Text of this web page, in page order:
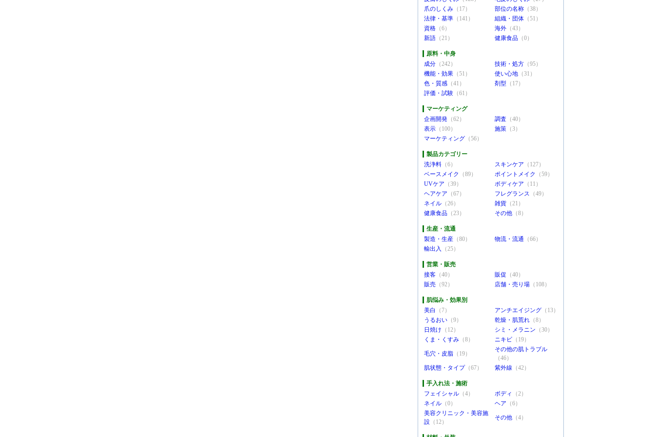
爪のしくみ （17） 部位の名称 （38）
法律・基準 （141） 組織・団体 （51）
資格 （6） 海外 （43）
新語 （21） 健康食品 （0）
原料・中身
成分 （242） 技術・処方 （95）
機能・効果 （51） 使い心地 （31）
色・質感 （41） 剤型 （17）
評価・試験 （61）
マーケティング
企画開発 （62） 調査 （40）
表示 （100） 施策 （3）
マーケティング （56）
製品カテゴリー
洗浄料 （6） スキンケア （127）
ベースメイク
（89） ポイントメイク
（59）
UVケア （39） ボディケア （11）
ヘアケア （67） フレグランス （49）
ネイル （26） 雑貨 （21）
健康食品 （23） その他 （8）
生産・流通
製造・生産 （80） 物流・流通 （66）
輸出入
（25）
営業・販売
接客 （40） 販促 （40）
販売 （92） 店舗・売り場 （108）
肌悩み・効果別
美白
（7） アンチエイジング （13）
うるおい （9） 乾燥・肌荒れ （8）
日焼け （12） シミ・メラニン （30）
くま・くすみ （8） ニキビ （19）
毛穴・皮脂 （19）
その他の肌トラブル
（46）
肌状態・タイプ（67） 紫外線 （42）
手入れ法・施術
フェイシャル （4） ボディ
（2）
ネイル （0） ヘア （6）
美容クリニック・美容施
設 （12）
その他 （4）